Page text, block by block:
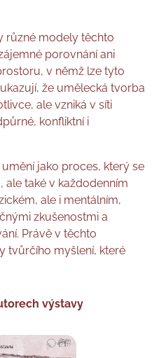
různé modely těchto
porovnání ani
v němž lze tyto
že umělecká tvorba
ale vzniká v síti
konfliktní i
jako proces, který se
ale také v každodenním
ale i mentálním,
zkušenostmi a
Právě v těchto
tvůrčího myšlení, které
výstavy